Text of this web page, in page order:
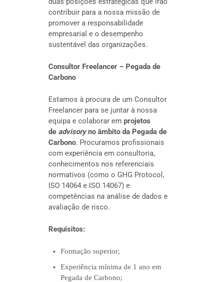
contribuir para a nossa missão de
promover a responsabilidade
empresarial e o desempenho
sustentável das organizações.
Consultor Freelancer – Pegada de
Carbono
Estamos à procura de um Consultor
Freelancer para se juntar à nossa
equipa e colaborar em projetos
de advisoryno âmbito da Pegada de
Carbono. Procuramos profissionais
com experiência em consultoria,
conhecimentos nos referenciais
normativos (como o GHG Protocol,
ISO 14064 e ISO 14067) e
competências na análise de dados e
avaliação de risco.
Requisitos:
Formação superior;
Experiência mínima de 1 ano em
Pegada de Carbono;